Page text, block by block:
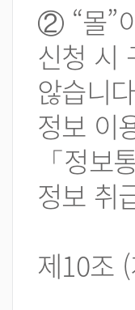
② “몰”
신청 시
않습니
정보 이
「정
정보 취
제10조